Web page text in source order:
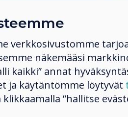
else,
is no
and we’re
enjoyable
within
might not
I’m
us
and
verkkosivustomme
näkemääsi
kaikki” annat
ja käytäntömme löytyvät
”hallitse